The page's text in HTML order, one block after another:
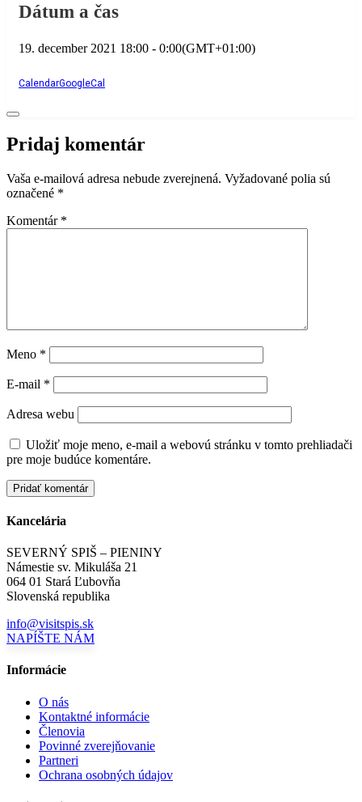
Dátum a čas
19. december 2021 18:00 - 0:00(GMT+01:00)
CalendarGoogleCal
Pridaj komentár
Vaša e-mailová adresa nebude zverejnená. Vyžadované polia sú
označené *
Komentár *
Meno *
E-mail *
Adresa webu
Uložiť moje meno, e-mail a webovú stránku v tomto prehliadači
pre moje budúce komentáre.
Kancelária
SEVERNÝ SPIŠ – PIENINY
Námestie sv. Mikuláša 21
064 01 Stará Ľubovňa
Slovenská republika
info@visitspis.sk
NAPÍŠTE NÁM
Informácie
O nás
Kontaktné informácie
Členovia
Povinné zverejňovanie
Partneri
Ochrana osobných údajov